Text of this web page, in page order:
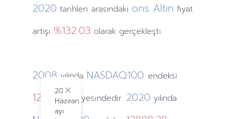
2020 tarihleri arasındaki ons Altın fiyat
artışı %132.03 olarak gerçekleşti.
2024
Haziran
ayı
Close
2008 yılında NASDAQ100 endeksi
1211.65seviyesindedir. 2020 yılında